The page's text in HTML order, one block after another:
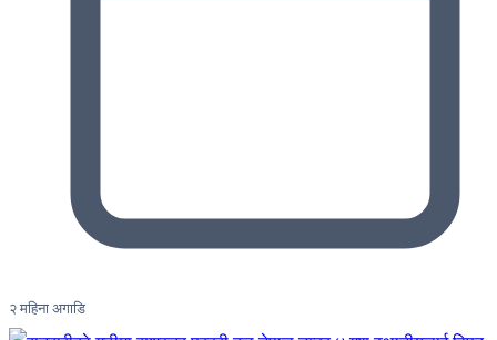
२ महिना अगाडि